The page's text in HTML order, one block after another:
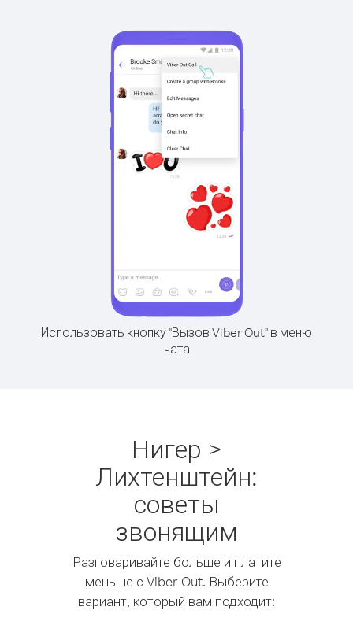
Использовать кнопку "Вызов Viber Out" в меню
чата
Нигер >
Лихтенштейн:
советы
звонящим
Разговаривайте больше и платите
меньше с Viber Out. Выберите
вариант, который вам подходит: